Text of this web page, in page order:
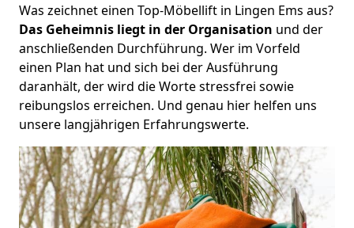
Was zeichnet einen Top-Möbellift in Lingen Ems aus?
Das Geheimnis liegt in der Organisation und der
anschließenden Durchführung. Wer im Vorfeld
einen Plan hat und sich bei der Ausführung
daranhält, der wird die Worte stressfrei sowie
reibungslos erreichen. Und genau hier helfen uns
unsere langjährigen Erfahrungswerte.